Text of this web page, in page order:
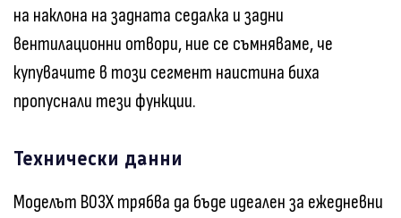
на наклона на задната седалка и задни
вентилационни отвори, ние се съмняваме, че
купувачите в този сегмент наистина биха
пропуснали тези функции.
Технически данни
Моделът B03X трябва да бъде идеален за ежедневни